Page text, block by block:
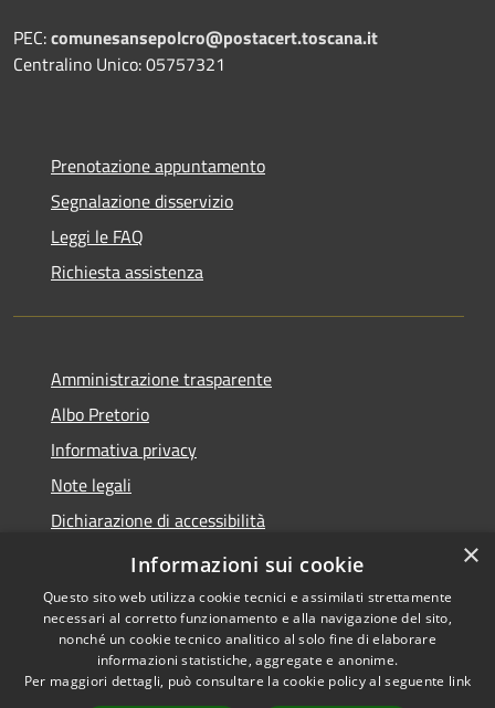
PEC:comunesansepolcro@postacert.toscana.it
Centralino Unico: 05757321
Prenotazione appuntamento
Segnalazione disservizio
Leggi le FAQ
Richiesta assistenza
Amministrazione trasparente
Albo Pretorio
Informativa privacy
Note legali
Dichiarazione di accessibilità
Piano di miglioramento dei servizi
Accessibilità
Copyright © 2026 • Comune di
Sansepolcro • Powered by
×
Informazioni sui cookie
Questo sito web utilizza cookie tecnici e assimilati strettamente
necessari al corretto funzionamento e alla navigazione del sito,
nonché un cookie tecnico analitico al solo fine di elaborare
informazioni statistiche, aggregate e anonime.
Per maggiori dettagli, può consultare la cookie policy al seguente link